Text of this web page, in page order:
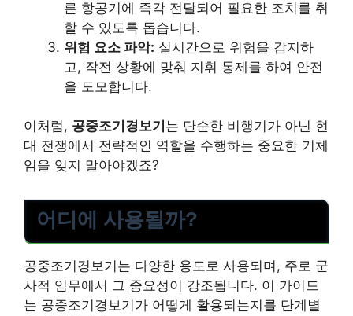
른 항공기에 즉각 전달되어 필요한 조치를 취
할 수 있도록 돕습니다.
위험 요소 파악: 실시간으로 위험을 감지하
고, 작전 상황에 맞춰 지휘 통제를 하여 안전
을 도모합니다.
이처럼, 공중조기경보기 는 단순한 비행기가 아닌 현
대 전쟁에서 전략적인 역할을 수행하는 중요한 기체
임을 잊지 말아야겠죠?
어디에 사용될까?
공중조기경보기는 다양한 용도로 사용되며, 주로 군
사적 임무에서 그 중요성이 강조됩니다. 이 가이드
는 공중조기경보기가 어떻게 활용되는지를 단계별